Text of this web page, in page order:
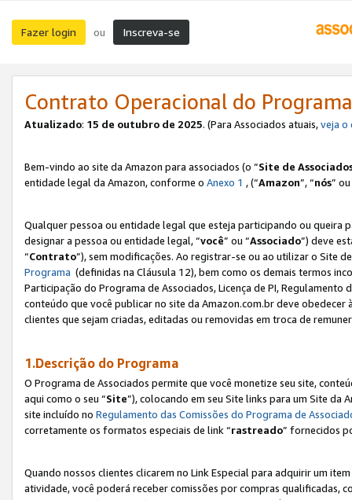
Fazer login ou Inscreva-se
Contrato Operacional do
Atualizado: 15 de outubro de 2025. (Para Associados atuais,veja o
Bem-vindo ao site da Amazon para associados (o “Site de
entidade legal da Amazon, conforme o Anexo 1 , (“Amazon”, “nós”
Qualquer pessoa ou entidade legal que esteja participando ou queira
designar a pessoa ou entidade legal, “você” ou “Associado”) deve
“Contrato”), sem modificações. Ao registrar-se ou ao utilizar o Site
Programa (definidas na Cláusula 12), bem como os demais termos
Participação do Programa de Associados, Licença de PI,
conteúdo que você publicar no site da Amazon.com.br deve
clientes que sejam criadas, editadas ou removidas em troca de
1.Descrição do Programa
O Programa de Associados permite que você monetize seu site,
aqui como o seu “Site”), colocando em seu Site links para um Site da
site incluído no Regulamento das Comissões do Programa de
corretamente os formatos especiais de link “rastreado” fornecidos
Quando nossos clientes clicarem no Link Especial para adquirir um
atividade, você poderá receber comissões por compras qualificadas,